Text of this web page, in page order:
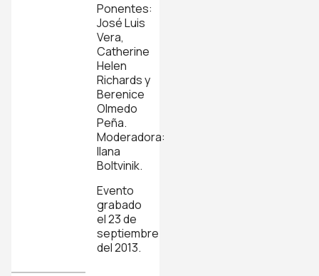
Ponentes:
José Luis
Vera,
Catherine
Helen
Richards y
Berenice
Olmedo
Peña.
Moderadora:
Ilana
Boltvinik.
Evento
grabado
el 23 de
septiembre
del 2013.